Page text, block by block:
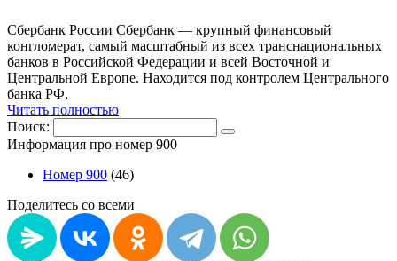
Сбербанк России Сбербанк — крупный финансовый
конгломерат, самый масштабный из всех транснациональных
банков в Российской Федерации и всей Восточной и
Центральной Европе. Находится под контролем Центрального
банка РФ,
Читать полностью
Поиск:
Информация про номер 900
Номер 900 (46)
Поделитесь со всеми